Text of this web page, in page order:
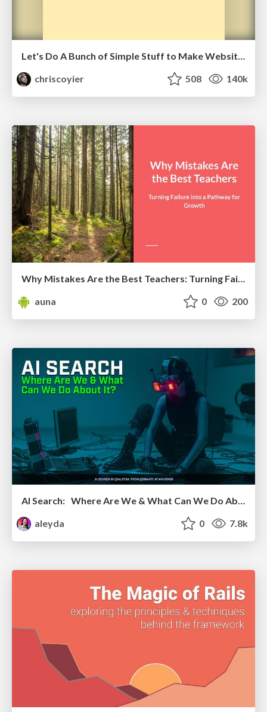
Let's Do A Bunch of Simple Stuff to Make Websites Faster
chriscoyier
508 140k
Why Mistakes Are the Best Teachers: Turning Failure into a Pathway for Growth
auna
0 200
AI Search: Where Are We & What Can We Do About It?
aleyda
0 7.8k